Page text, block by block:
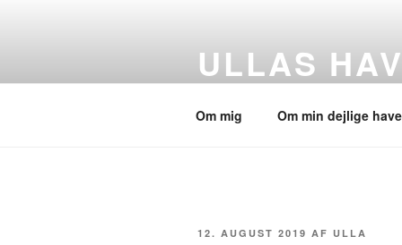
ULLAS
Om mig Om min dejlige have
UDGIVET
12. AUGUST 2019 AF ULLA